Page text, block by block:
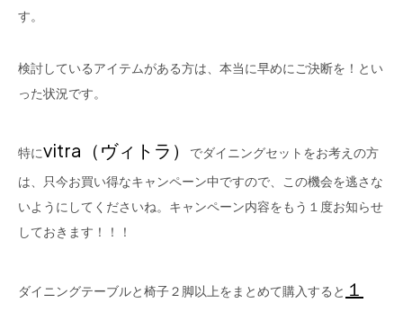
す。
検討しているアイテムがある方は、本当に早めにご決断を！とい
った状況です。
特にvitra（ヴィトラ）
でダイニングセットをお考えの方
は、只今お買い得なキャンペーン中ですので、この機会を逃さな
いようにしてくださいね。キャンペーン内容をもう１度お知らせ
しておきます！！！
ダイニングテーブルと椅子２脚以上をまとめて購入すると １